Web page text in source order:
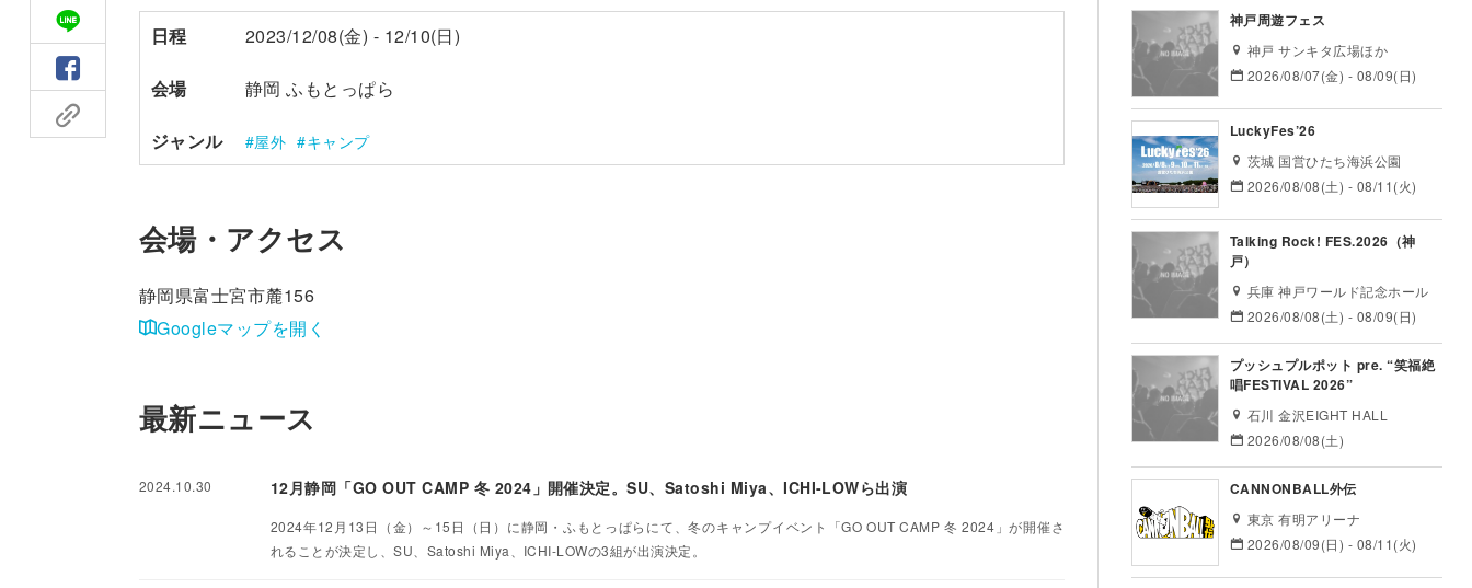
日程 2023/12/08(金) - 12/10(日)
会場 静岡 ふもとっぱら
ジャンル 屋外 キャンプ
会場・アクセス
静岡県富士宮市麓156
Googleマップを開く
最新ニュース
2024.10.30 12月静岡「GO OUT CAMP 冬 2024」開催決定。SU、Satoshi Miya、ICHI-LOWら出演
2024年12月13日（金）～15日（日）に静岡・ふもとっぱらにて、冬のキャンプイベント「GO OUT CAMP 冬 2024」が開催さ
れることが決定し、SU、Satoshi Miya、ICHI-LOWの3組が出演決定。
神戸周遊フェス
神戸 サンキタ広場ほか
2026/08/07(金) - 08/09(日)
LuckyFes’26
茨城 国営ひたち海浜公園
2026/08/08(土) - 08/11(火)
Talking Rock! FES.2026（神
戸）
兵庫 神戸ワールド記念ホール
2026/08/08(土) - 08/09(日)
プッシュプルポット pre. “笑福絶
唱FESTIVAL 2026”
石川 金沢EIGHT HALL
2026/08/08(土)
CANNONBALL外伝
東京 有明アリーナ
2026/08/09(日) - 08/11(火)